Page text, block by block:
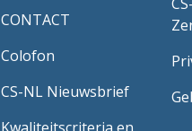
CONTACT
Colofon
CS-NL Nieuwsbrief